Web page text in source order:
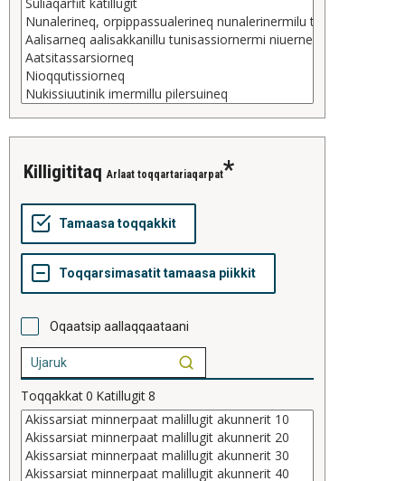
killigititaq Arlaat toqqartariaqarpat
Oqaatsip aallaqqaataani
Toqqakkat0 Katillugit8